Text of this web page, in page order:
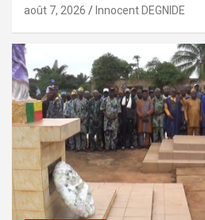
août 7, 2026 Innocent DEGNIDE